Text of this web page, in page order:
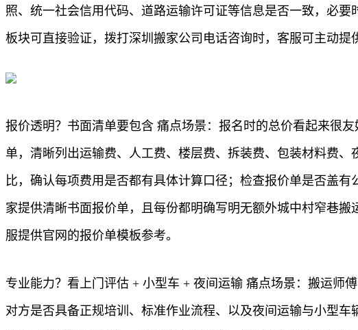
照、统一社会信用代码、道路运输许可证等信息是否一致，必
板块可直接验证，拨打深圳搬家公司电话咨询时，客服可主动提
报价透明？书面清单要包含 痛点场景：报名时的总价看起来很
单，清晰列出运输费、人工费、楼层费、拆装费、包装材料费
比，确认每项费用是否都有具体计算口径；检查报价单是否盖
家提供清晰书面报价单，且每份都明确写明无额外城中村窄巷
服提供官网的报价单模板参考。
专业能力？看上门评估 + 小型车 + 夜间运输 痛点场景：搬运师
对方是否具备正规培训、标准作业流程、以及夜间运输与小型